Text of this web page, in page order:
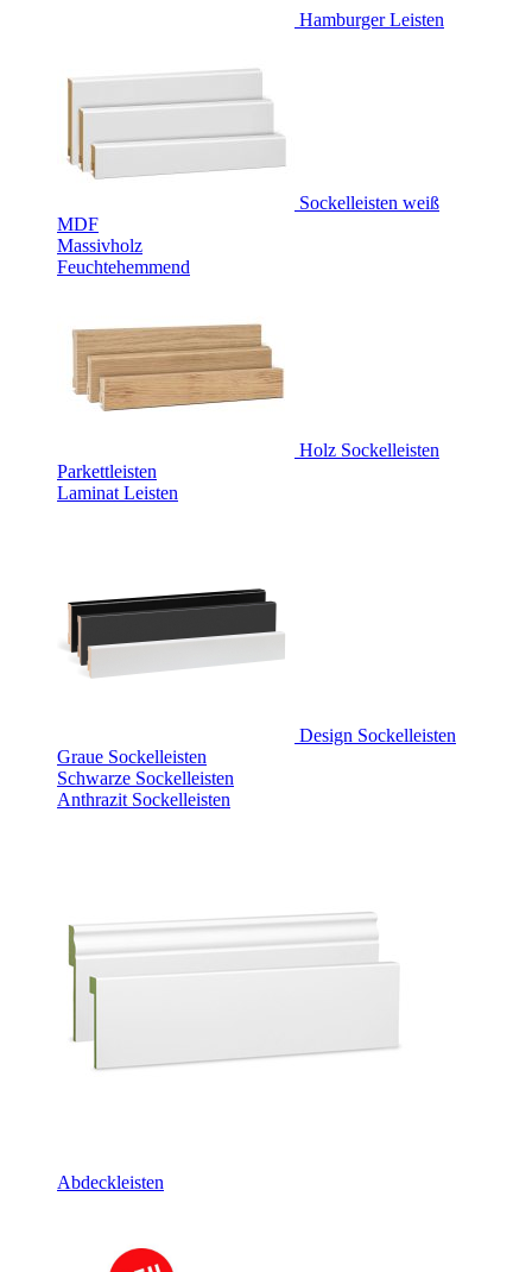
Hamburger Leisten
Sockelleisten weiß
MDF
Massivholz
Feuchtehemmend
Holz Sockelleisten
Parkettleisten
Laminat Leisten
Design Sockelleisten
Graue Sockelleisten
Schwarze Sockelleisten
Anthrazit Sockelleisten
Abdeckleisten